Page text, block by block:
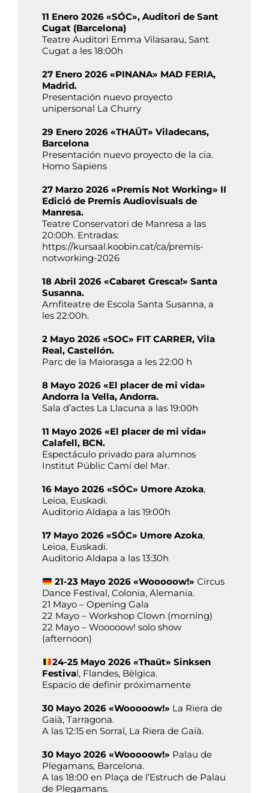
11 Enero 2026 «SÓC», Auditori de Sant
Cugat (Barcelona)
Teatre Auditori Emma Vilasarau, Sant
Cugat a les 18:00h
27 Enero 2026 «PINANA» MAD FERIA,
Madrid.
Presentación nuevo proyecto
unipersonal La Churry
29 Enero 2026 «THAÜT» Viladecans,
Barcelona
Presentación nuevo proyecto de la cia.
Homo Sapiens
27 Marzo 2026 «Premis Not Working» II
Edició de Premis Audiovisuals de
Manresa.
Teatre Conservatori de Manresa a las
20:00h. Entradas:
https://kursaal.koobin.cat/ca/premis-
notworking-2026
18 Abril 2026 «Cabaret Gresca!» Santa
Susanna.
Amfiteatre de Escola Santa Susanna, a
les 22:00h.
2 Mayo 2026 «SOC» FIT CARRER, Vila
Real, Castellón.
Parc de la Maiorasga a les 22:00 h
8 Mayo 2026 «El placer de mi vida»
Andorra la Vella, Andorra.
Sala d’actes La Llacuna a las 19:00h
11 Mayo 2026 «El placer de mi vida»
Calafell, BCN.
Espectáculo privado para alumnos
Institut Públic Camí del Mar.
16 Mayo 2026 «SÓC» Umore Azoka,
Leioa, Euskadi.
Auditorio Aldapa a las 19:00h
17 Mayo 2026 «SÓC» Umore Azoka,
Leioa, Euskadi.
Auditorio Aldapa a las 13:30h
21-23 Mayo 2026 «Wooooow!» Circus
Dance Festival, Colonia, Alemania.
21 Mayo – Opening Gala
22 Mayo – Workshop Clown (morning)
22 Mayo – Wooooow! solo show
(afternoon)
24-25 Mayo 2026 «Thaüt» Sinksen
Festival, Flandes, Bèlgica.
Espacio de definir próximamente
30 Mayo 2026 «Wooooow!» La Riera de
Gaià, Tarragona.
A las 12:15 en Sorral, La Riera de Gaià.
30 Mayo 2026 «Wooooow!» Palau de
Plegamans, Barcelona.
A las 18:00 en Plaça de l’Estruch de Palau
de Plegamans.